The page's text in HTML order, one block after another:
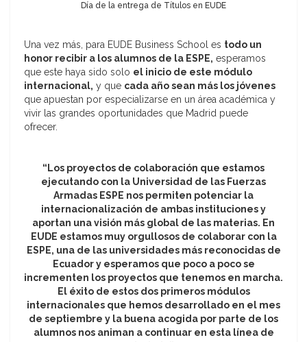
Día de la entrega de Títulos en EUDE
Una vez más, para EUDE Business School es todo un
honor recibir a los alumnos de la ESPE, esperamos
que este haya sido solo el inicio de este módulo
internacional, y que cada año sean más los jóvenes
que apuestan por especializarse en un área académica y
vivir las grandes oportunidades que Madrid puede
ofrecer.
“Los proyectos de colaboración que estamos
ejecutando con la Universidad de las Fuerzas
Armadas ESPE nos permiten potenciar la
internacionalización de ambas instituciones y
aportan una visión más global de las materias. En
EUDE estamos muy orgullosos de colaborar con la
ESPE, una de las universidades más reconocidas de
Ecuador y esperamos que poco a poco se
incrementen los proyectos que tenemos en marcha.
El éxito de estos dos primeros módulos
internacionales que hemos desarrollado en el mes
de septiembre y la buena acogida por parte de los
alumnos nos animan a continuar en esta línea de